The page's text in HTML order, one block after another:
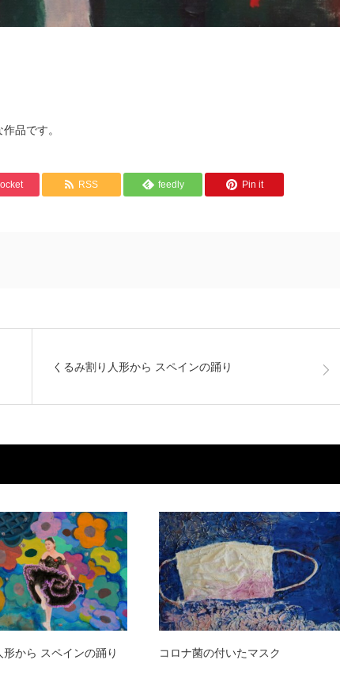
品です。
RSS feedly Pin it
くるみ割り人形から スペインの踊り
形から スペインの踊り コロナ菌の付いたマスク